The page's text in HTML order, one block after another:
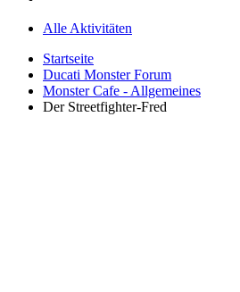
Alle Aktivitäten
Startseite
Ducati Monster Forum
Monster Cafe - Allgemeines
Der Streetfighter-Fred